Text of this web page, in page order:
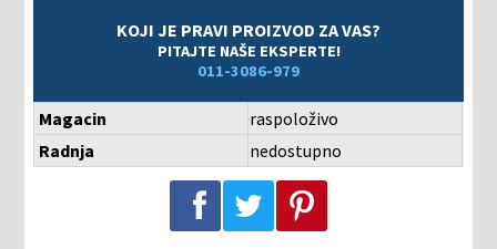
KOJI JE PRAVI PROIZVOD ZA VAS?
PITAJTE NAŠE EKSPERTE!
011-3086-979
Magacin
raspoloživo
Radnja
nedostupno
Podeli na Facebook-u Podeli na Twitter-u Podeli na Pinterest-u